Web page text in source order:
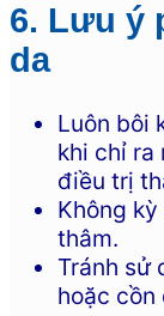
6. Lưu ý
da
Luôn bôi
khi chỉ ra
điều trị
Không
thâm.
Tránh sử
hoặc cồn